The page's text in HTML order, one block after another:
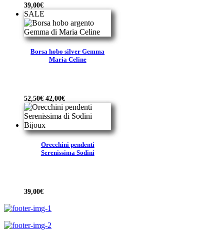
39,00€
SALE
Borsa hobo silver Gemma
Maria Celine
52,50€ Il
prezzo
originale
era:
52,50€.
42,00€Il
prezzo
attuale
è:
42,00€.
Orecchini pendenti
Serenissima Sodini
39,00€